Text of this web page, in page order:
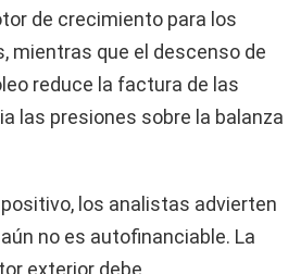
de crecimiento para los
mientras que el descenso de
reduce la factura de las
las presiones sobre la balanza
los analistas advierten
no es autofinanciable. La
exterior debe